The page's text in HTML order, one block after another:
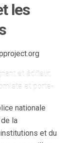
les
et éditeur,
et porte-
profonde
ses
nationale
la
et du